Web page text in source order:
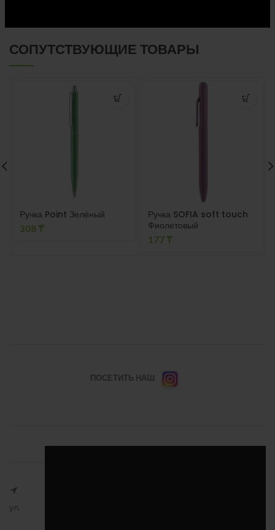
СОПУТСТВУЮЩИЕ ТОВАРЫ
Ручка Point Зелёный
308 ₸
Ручка SOFIA soft touch
Фиолетовый
177 ₸
ПОСЕТИТЬ НАШ
ул.